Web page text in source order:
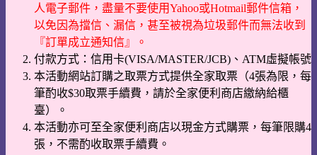
人電子郵件，盡量不要使用Yahoo或Hotmail郵件信箱，
以免因為擋信、漏信，甚至被視為垃圾郵件而無法收到
『訂單成立通知信』。
付款方式：信用卡(VISA/MASTER/JCB)、ATM虛擬帳號
本活動網站訂購之取票方式提供全家取票（4張為限，每
筆酌收$30取票手續費，請於全家便利商店繳納給櫃
臺）。
本活動亦可至全家便利商店以現金方式購票，每筆限購4
張，不需酌收取票手續費。